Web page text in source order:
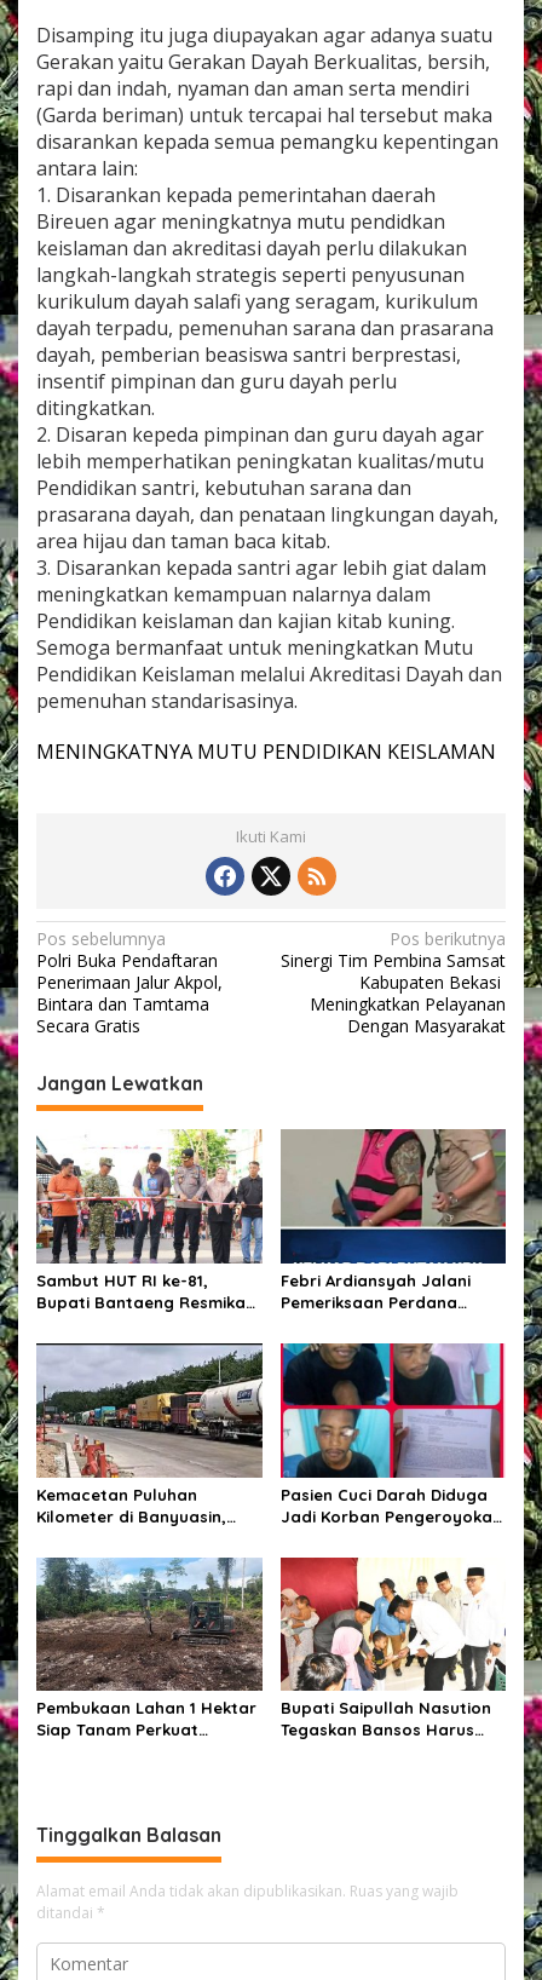
Disamping itu juga diupayakan agar adanya suatu
Gerakan yaitu Gerakan Dayah Berkualitas, bersih,
rapi dan indah, nyaman dan aman serta mendiri
(Garda beriman) untuk tercapai hal tersebut maka
disarankan kepada semua pemangku kepentingan
antara lain:
1. Disarankan kepada pemerintahan daerah
Bireuen agar meningkatnya mutu pendidkan
keislaman dan akreditasi dayah perlu dilakukan
langkah-langkah strategis seperti penyusunan
kurikulum dayah salafi yang seragam, kurikulum
dayah terpadu, pemenuhan sarana dan prasarana
dayah, pemberian beasiswa santri berprestasi,
insentif pimpinan dan guru dayah perlu
ditingkatkan.
2. Disaran kepeda pimpinan dan guru dayah agar
lebih memperhatikan peningkatan kualitas/mutu
Pendidikan santri, kebutuhan sarana dan
prasarana dayah, dan penataan lingkungan dayah,
area hijau dan taman baca kitab.
3. Disarankan kepada santri agar lebih giat dalam
meningkatkan kemampuan nalarnya dalam
Pendidikan keislaman dan kajian kitab kuning.
Semoga bermanfaat untuk meningkatkan Mutu
Pendidikan Keislaman melalui Akreditasi Dayah dan
pemenuhan standarisasinya.
MENINGKATNYA MUTU PENDIDIKAN KEISLAMAN
Ikuti Kami
N
a
v
g
a
s
i
p
o
s
Pos sebelumnya
Polri Buka Pendaftaran
Penerimaan Jalur Akpol,
Bintara dan Tamtama
Secara Gratis
Pos berikutnya
Sinergi Tim Pembina Samsat
Kabupaten Bekasi
Meningkatkan Pelayanan
Dengan Masyarakat
Jangan Lewatkan
Sambut HUT RI ke-81,
Bupati Bantaeng Resmikan
Bissampole
Febri Ardiansyah Jalani
Pemeriksaan Perdana
Kejaksaan Agung
Kemacetan Puluhan
Kilometer di Banyuasin,
Perbaikan Jalan
Dipercepat
Pasien Cuci Darah Diduga
Jadi Korban Pengeroyokan
Minta Polisi Usut Tuntas
Kasus
Pembukaan Lahan 1 Hektar
Siap Tanam Perkuat
Bupati Saipullah Nasution
Tegaskan Bansos Harus
Tinggalkan Balasan
Alamat email Anda tidak akan dipublikasikan. Ruas yang wajib
ditandai *